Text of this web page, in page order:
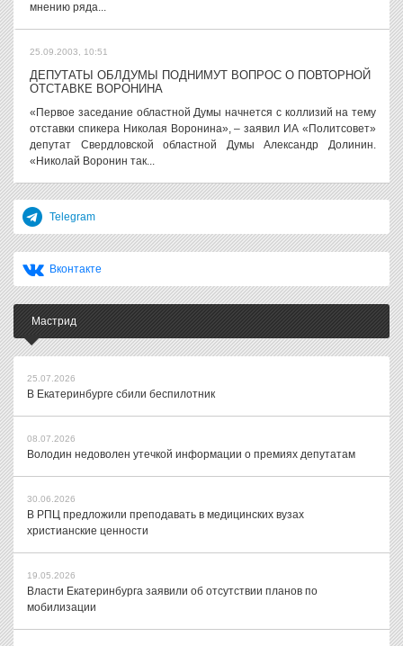
мнению ряда...
25.09.2003, 10:51
ДЕПУТАТЫ ОБЛДУМЫ ПОДНИМУТ ВОПРОС О ПОВТОРНОЙ
ОТСТАВКЕ ВОРОНИНА
«Первое заседание областной Думы начнется с коллизий на тему
отставки спикера Николая Воронина», – заявил ИА «Политсовет»
депутат Свердловской областной Думы Александр Долинин.
«Николай Воронин так...
Telegram
Вконтакте
Мастрид
25.07.2026
В Екатеринбурге сбили беспилотник
08.07.2026
Володин недоволен утечкой информации о премиях депутатам
30.06.2026
В РПЦ предложили преподавать в медицинских вузах
христианские ценности
19.05.2026
Власти Екатеринбурга заявили об отсутствии планов по
мобилизации